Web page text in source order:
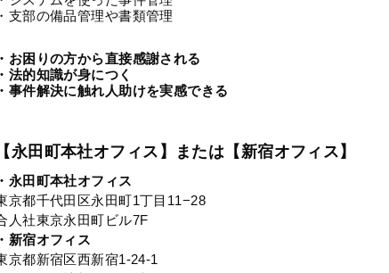
支部の備品管理や書類管理
お困りの方から直接感謝される
法的知識が身につく
事件解決に触れ人助けを実感できる
永田町本社オフィス】または【新宿オフィス】
永田町本社オフィス
京都千代田区永田町1丁目11−28
人社東京永田町ビル7F
新宿オフィス
京都新宿区西新宿1-24-1